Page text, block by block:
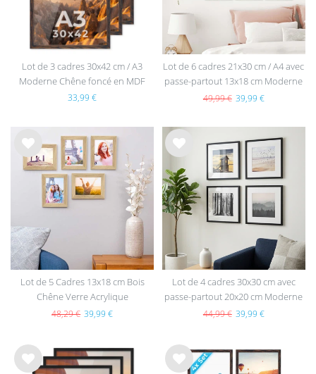
Lot de 3 cadres 30x42 cm / A3
Moderne Chêne foncé en MDF
avec vitre en acrylique
33,99 €
Lot de 6 cadres 21x30 cm / A4 avec
passe-partout 13x18 cm Moderne
Argent en MDF avec vitre en
49,99 € 39,99 €
List
e de
Lot de 5 Cadres 13x18 cm Bois
Chêne Verre Acrylique
48,29 € 39,99 €
List
e de
sou
hait
s
Lot de 4 cadres 30x30 cm avec
passe-partout 20x20 cm Moderne
Noir en MDF avec vitre en
44,99 € 39,99 €